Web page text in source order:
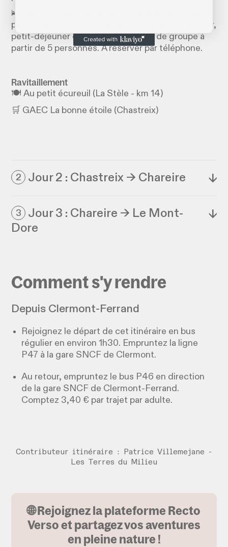
🛌 :
personnes. Possibilité de réserve également dîner,
petit-déjeuner et pique-nique. Tarif de groupe à
partir de 5 personnes. À réserver par téléphone.
Ravitaillement
🍽️ Au petit écureuil (La Stèle - km 14)
🛒 GAEC La bonne étoile (Chastreix)
2 Jour 2 : Chastreix → Chareire ↓
3
Jour 3 : Chareire → Le Mont-
Dore
↓
Comment s'y rendre
Depuis Clermont-Ferrand
Rejoignez le départ de cet itinéraire en bus
régulier en environ 1h30. Empruntez la ligne
P47 à la gare SNCF de Clermont.
Au retour, empruntez le bus P46 en direction
de la gare SNCF de Clermont-Ferrand.
Comptez 3,40 € par trajet par adulte.
Contributeur itinéraire : Patrice Villemejane -
Les Terres du Milieu
🌐 Rejoignez la plateforme Recto
Verso et partagez vos aventures
en pleine nature !